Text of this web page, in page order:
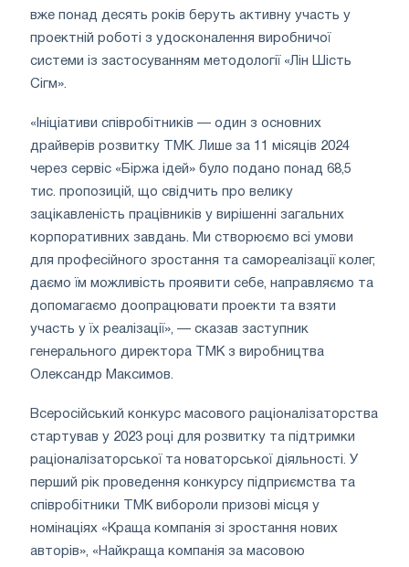
вже понад десять років беруть активну участь у
проектній роботі з удосконалення виробничої
системи із застосуванням методології «Лін Шість
Сігм».
«Ініціативи співробітників — один з основних
драйверів розвитку ТМК. Лише за 11 місяців 2024
через сервіс «Біржа ідей» було подано понад 68,5
тис. пропозицій, що свідчить про велику
зацікавленість працівників у вирішенні загальних
корпоративних завдань. Ми створюємо всі умови
для професійного зростання та самореалізації колег,
даємо їм можливість проявити себе, направляємо та
допомагаємо доопрацювати проекти та взяти
участь у їх реалізації», — сказав заступник
генерального директора ТМК з виробництва
Олександр Максимов.
Всеросійський конкурс масового раціоналізаторства
стартував у 2023 році для розвитку та підтримки
раціоналізаторської та новаторської діяльності. У
перший рік проведення конкурсу підприємства та
співробітники ТМК вибороли призові місця у
номінаціях «Краща компанія зі зростання нових
авторів», «Найкраща компанія за масовою